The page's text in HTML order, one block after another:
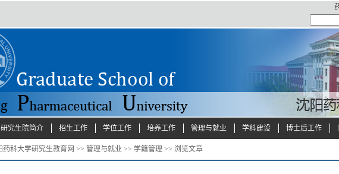
研究生院简介 招生工作 学位工作 培养工作 管理与就业 学科建设 博士后工作
药科大学研究生教育网 >> 管理与就业 >> 学籍管理 >> 浏览文章